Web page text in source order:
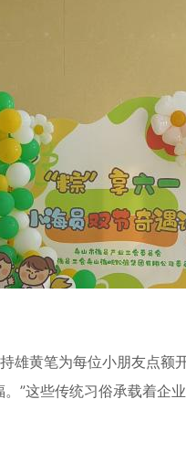
雄黄笔为每位小朋友点额
”这些传统习俗承载着企